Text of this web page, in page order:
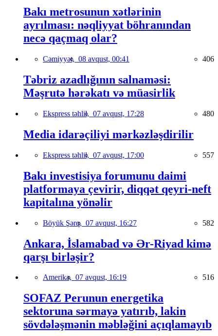
Bakı metrosunun xətlərinin
ayrılması: nəqliyyat böhranından
necə qaçmaq olar?
Cəmiyyət, 08 avqust, 00:41 406
Təbriz azadlığının salnaməsi:
Məşrutə hərəkatı və müasirlik
Ekspress təhlil, 07 avqust, 17:28 480
Media idarəçiliyi mərkəzləşdirilir
Ekspress təhlil, 07 avqust, 17:00 557
Bakı investisiya forumunu daimi
platformaya çevirir, diqqət qeyri-neft
kapitalına yönəlir
Böyük Şərq, 07 avqust, 16:27 582
Ankara, İslamabad və Ər-Riyad kimə
qarşı birləşir?
Amerika, 07 avqust, 16:19 516
SOFAZ Perunun energetika
sektoruna sərmayə yatırıb, lakin
sövdələşmənin məbləğini açıqlamayıb